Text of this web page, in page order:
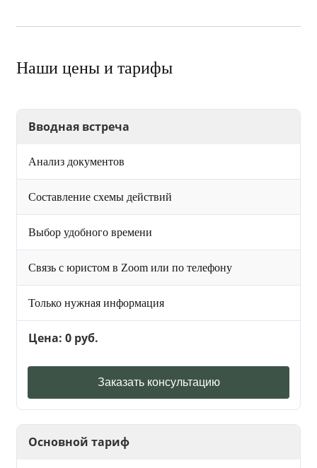
Наши цены и тарифы
Вводная встреча
Анализ документов
Составление схемы действий
Выбор удобного времени
Связь с юристом в Zoom или по телефону
Только нужная информация
Цена: 0 руб.
Заказать консультацию
Основной тариф